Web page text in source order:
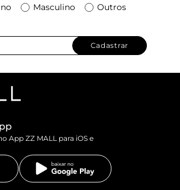
Masculino Outros
Cadastrar
App ZZ MALL para iOS e